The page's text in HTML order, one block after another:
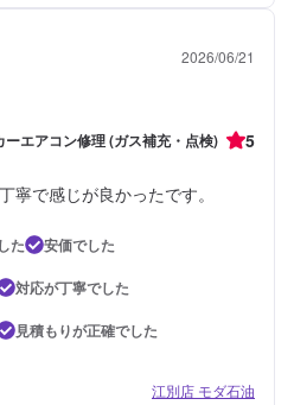
2026/06/21
ーエアコン修理 (ガス補充・点検) 5
寧で感じが良かったです。
た
安価でした
対応が丁寧でした
見積もりが正確でした
江別店 モダ石油